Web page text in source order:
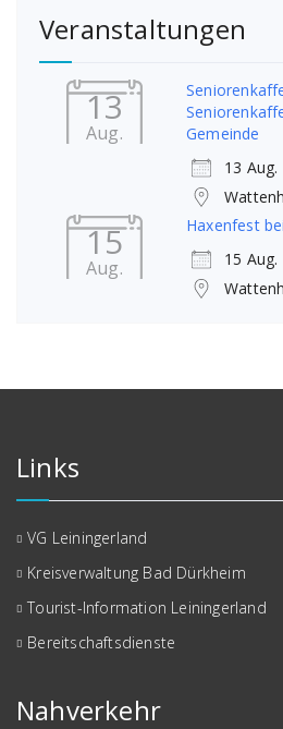
Veranstaltungen
13
Aug.
Gemeinde
13 Aug.
15
Aug.
Haxenfest
15 Aug.
Links
VG Leiningerland
Kreisverwaltung Bad Dürkheim
Tourist-Information Leiningerland
Bereitschaftsdienste
Nahverkehr